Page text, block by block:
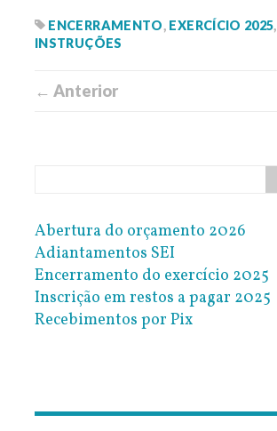
ENCERRAMENTO, EXERCÍCIO 2025,
INSTRUÇÕES
← Anterior
Abertura do orçamento 2026
Adiantamentos SEI
Encerramento do exercício 2025
Inscrição em restos a pagar 2025
Recebimentos por Pix